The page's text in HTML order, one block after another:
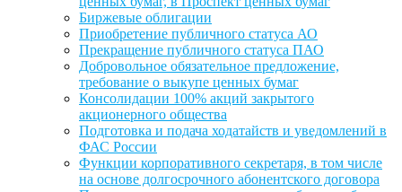
Биржевые облигации
Приобретение публичного статуса АО
Прекращение публичного статуса ПАО
Добровольное обязательное предложение,
требование о выкупе ценных бумаг
Консолидации 100% акций закрытого
акционерного общества
Подготовка и подача ходатайств и уведомлений в
ФАС России
Функции корпоративного секретаря, в том числе
на основе долгосрочного абонентского договора